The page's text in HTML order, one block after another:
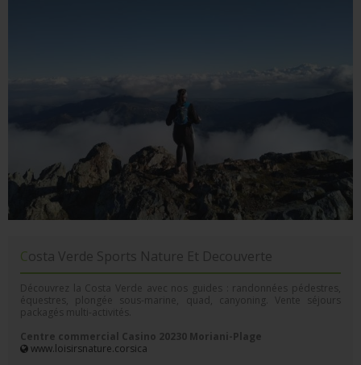
Costa Verde Sports Nature Et Decouverte
Découvrez la Costa Verde avec nos guides : randonnées pédestres,
équestres, plongée sous-marine, quad, canyoning. Vente séjours
packagés multi-activités.
Centre commercial Casino 20230 Moriani-Plage
www.loisirsnature.corsica